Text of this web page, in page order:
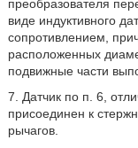
преобразователя
виде индуктивного
сопротивлением,
расположенных
подвижные части
7. Датчик по п. 6,
присоединен к
рычагов.